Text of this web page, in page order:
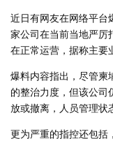
近日有网友在网络平台
家公司在当前当地严厉
在正常运营，据称主要
爆料内容指出，尽管柬
的整治力度，但该公司
放或撤离，人员管理状
更为严重的指控还包括